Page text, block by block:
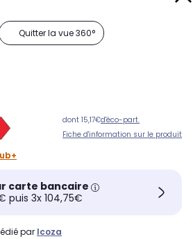
Quitter la vue 360°
dont 15,17€d'éco-part.
Fiche d'information sur le produit
carte bancaire
puis 3x 104,75€
par Icoza